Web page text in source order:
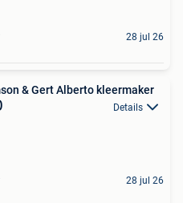
28 jul 26
& Gert Alberto kleermaker
Details
28 jul 26